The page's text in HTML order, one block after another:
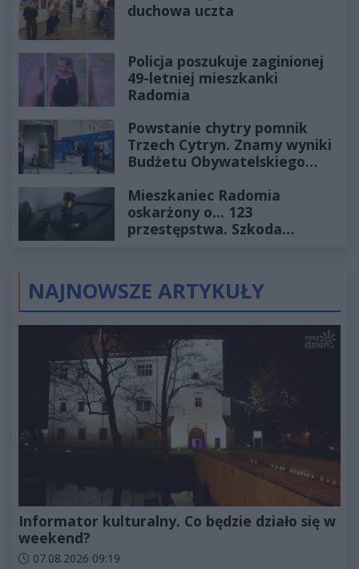
duchowa uczta
Policja poszukuje zaginionej
49-letniej mieszkanki
Radomia
Powstanie chytry pomnik
Trzech Cytryn. Znamy wyniki
Budżetu Obywatelskiego
Mieszkaniec Radomia
oskarżony o... 123
przestępstwa. Szkoda
NAJNOWSZE ARTYKUŁY
Informator kulturalny. Co będzie działo się w
weekend?
Data dodania artykułu:
07.08.2026 09:19